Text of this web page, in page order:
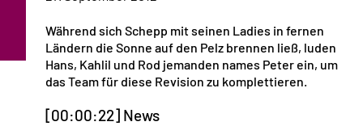
Während sich Schepp mit seinen Ladies in fernen
Ländern die Sonne auf den Pelz brennen ließ, luden
Hans, Kahlil und Rod jemanden names Peter ein, um
das Team für diese Revision zu komplettieren.
[00:00:22] News